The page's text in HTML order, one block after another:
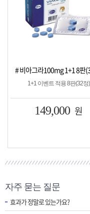
8판(32정) # 비아그라
1+1 이
자주 묻는 질문
효과가 정말로 있는가요?